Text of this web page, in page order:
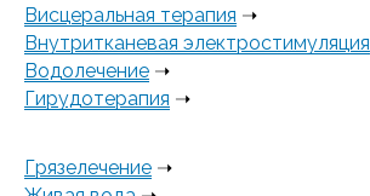
Висцеральная терапия ➝
Внутритканевая электростимуляция
Водолечение ➝
Гирудотерапия ➝
Грязелечение ➝